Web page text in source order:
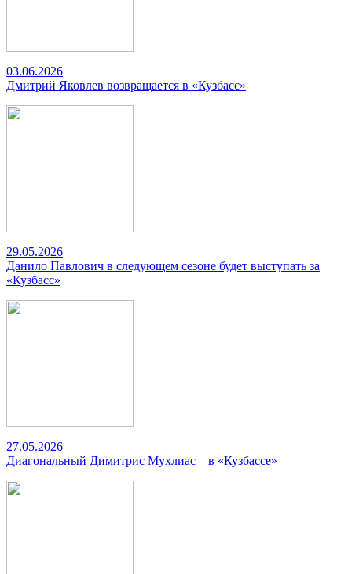
03.06.2026
Дмитрий Яковлев возвращается в «Кузбасс»
29.05.2026
Данило Павлович в следующем сезоне будет выступать за
«Кузбасс»
27.05.2026
Диагональный Димитрис Мухлиас – в «Кузбассе»